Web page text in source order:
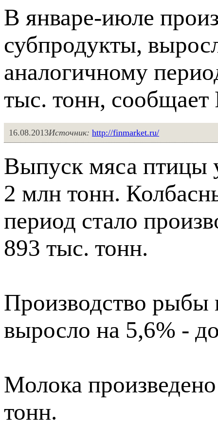
В январе-июле
субпродукты,
аналогичному
тыс. тонн, сообщает
16.08.2013Источник: http://finmarket.ru/
Выпуск мяса птицы
2 млн тонн.
период стало
893 тыс. тонн.
Производство
выросло на 5,6% -
Молока
тонн.